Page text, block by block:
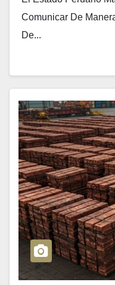
Comunicar De
De...